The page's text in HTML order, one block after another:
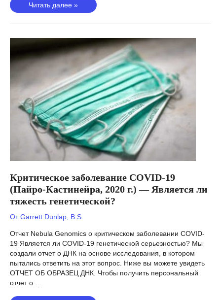
Бессонница
(Lane,
2016)
Бессонница
является
генетической?
Читать далее »
Критическое заболевание COVID-19
(Пайро-Кастинейра, 2020 г.) — Является ли
тяжесть генетической?
ОтGarrett Dunlap, B.S.
Отчет Nebula Genomics о критическом заболевании COVID-
19 Является ли COVID-19 генетической серьезностью? Мы
создали отчет о ДНК на основе исследования, в котором
пытались ответить на этот вопрос. Ниже вы можете увидеть
ОТЧЕТ ОБ ОБРАЗЕЦ ДНК. Чтобы получить персональный
отчет о …